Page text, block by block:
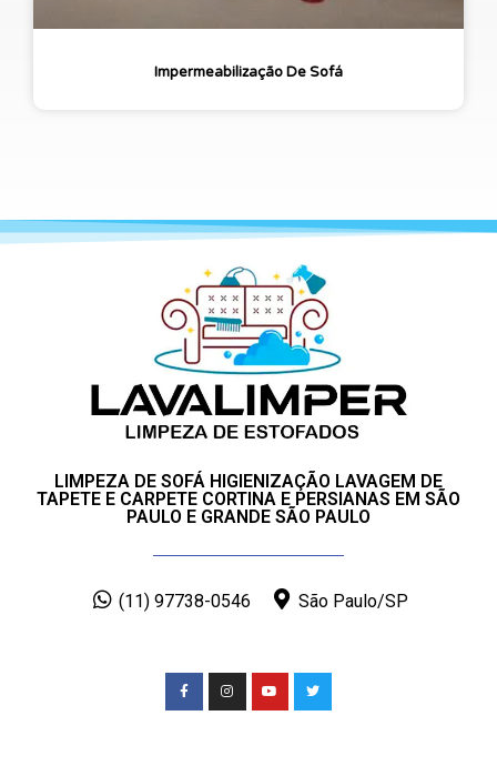
Impermeabilização De Sofá
LIMPEZA DE SOFÁ HIGIENIZAÇÃO LAVAGEM DE
TAPETE E CARPETE CORTINA E PERSIANAS EM SÃO
PAULO E GRANDE SÃO PAULO
(11) 97738-0546 São Paulo/SP